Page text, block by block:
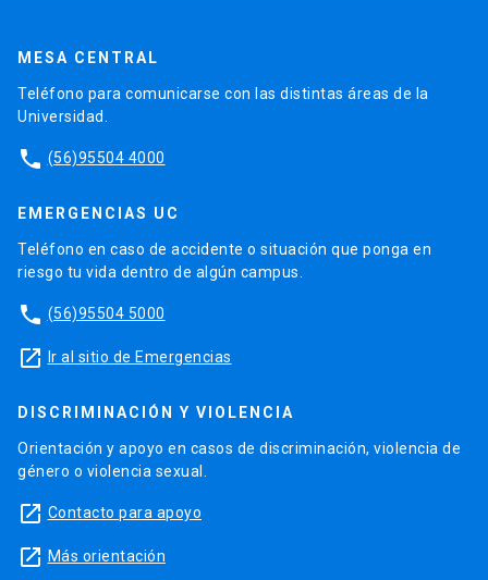
MESA CENTRAL
Teléfono para comunicarse con las distintas áreas de la
Universidad.
phone (56)95504 4000
EMERGENCIAS UC
Teléfono en caso de accidente o situación que ponga en
riesgo tu vida dentro de algún campus.
phone (56)95504 5000
launch Ir al sitio de Emergencias
DISCRIMINACIÓN Y VIOLENCIA
Orientación y apoyo en casos de discriminación, violencia de
género o violencia sexual.
launch Contacto para apoyo
launch Más orientación